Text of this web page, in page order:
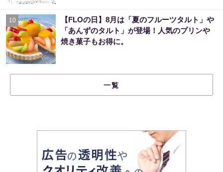
10
【FLOの日】8月は「夏のフルーツタルト」や
「あんずのタルト」が登場！人気のプリンや
焼き菓子もお得に。
一覧